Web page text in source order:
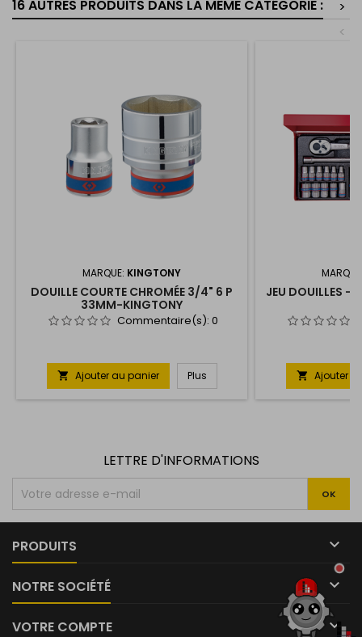
16 AUTRES PRODUITS DANS LA MÊME CATÉGORIE :
>
<
MARQUE: KINGTONY
DOUILLE COURTE CHROMÉE 3/4" 6 P
33MM-KINGTONY
Commentaire(s): 0
 Ajouter au panier Plus
JEU DOUILLES -
 Ajouter
LETTRE D'INFORMATIONS
PRODUITS 
NOTRE SOCIÉTÉ 
VOTRE COMPTE 